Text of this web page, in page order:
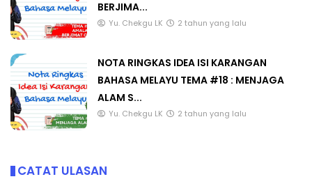
BERJIMA...
Yu. Chekgu LK 2 tahun yang lalu
NOTA RINGKAS IDEA ISI KARANGAN
BAHASA MELAYU TEMA #18 : MENJAGA
ALAM S...
Yu. Chekgu LK 2 tahun yang lalu
CATAT ULASAN